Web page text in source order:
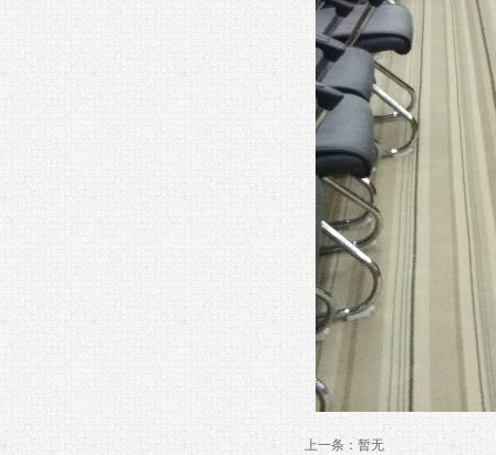
上一条：暂无